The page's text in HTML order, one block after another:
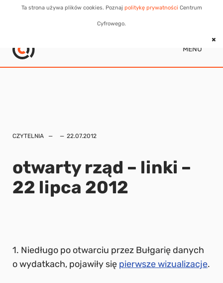
Ta strona używa plików cookies. Poznaj politykę prywatności Centrum
Cyfrowego.
MENU
CZYTELNIA 22.07.2012
otwarty rząd – linki –
22 lipca 2012
1. Niedługo po otwarciu przez Bułgarię danych
o wydatkach, pojawiły się pierwsze wizualizacje.